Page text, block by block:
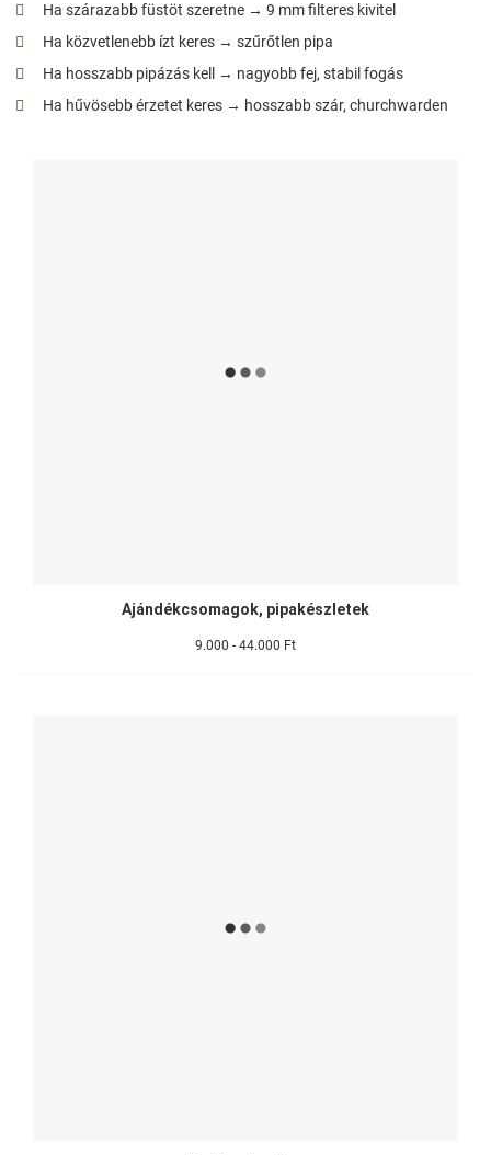
Ha szárazabb füstöt szeretne → 9 mm filteres kivitel
Ha közvetlenebb ízt keres → szűrőtlen pipa
Ha hosszabb pipázás kell → nagyobb fej, stabil fogás
Ha hűvösebb érzetet keres → hosszabb szár, churchwarden
Ajándékcsomagok, pipakészletek
9.000 - 44.000 Ft